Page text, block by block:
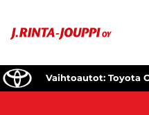
Vaihtoautot: Toyota